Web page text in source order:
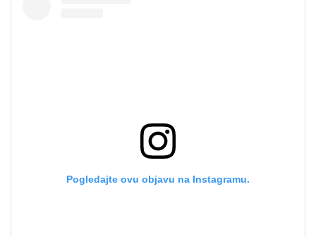
Pogledajte ovu objavu na Instagramu.